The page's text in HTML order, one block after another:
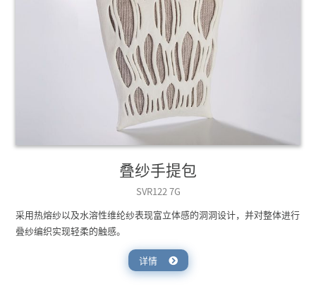
叠纱手提包
SVR122 7G
采用热熔纱以及水溶性维纶纱表现富立体感的洞洞设计，并对整体进行
叠纱编织实现轻柔的触感。
详情